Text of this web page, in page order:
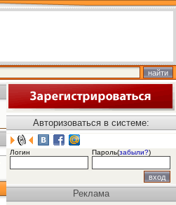
Авторизоваться в системе:
Логин Пароль(забыли?)
Реклама